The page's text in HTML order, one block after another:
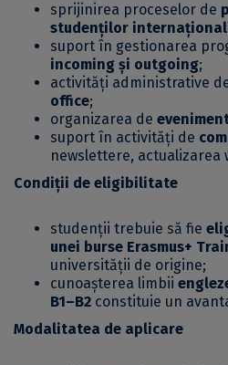
sprijinirea proceselor de
studenților
suport în gestionarea
incoming și outgoing;
activități administrative
office;
organizarea de
suport în activități de
newslettere, actualizarea
Condiții de eligibilitate
studenții trebuie să fie
unei burse Erasmus+
universității de origine;
cunoașterea limbii
B1–B2 constituie un
Modalitatea de aplicare